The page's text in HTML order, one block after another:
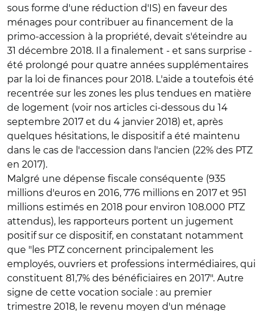
sous forme d'une réduction d'IS) en faveur des
ménages pour contribuer au financement de la
primo-accession à la propriété, devait s'éteindre au
31 décembre 2018. Il a finalement - et sans surprise -
été prolongé pour quatre années supplémentaires
par la loi de finances pour 2018. L'aide a toutefois été
recentrée sur les zones les plus tendues en matière
de logement (voir nos articles ci-dessous du 14
septembre 2017 et du 4 janvier 2018) et, après
quelques hésitations, le dispositif a été maintenu
dans le cas de l'accession dans l'ancien (22% des PTZ
en 2017).
Malgré une dépense fiscale conséquente (935
millions d'euros en 2016, 776 millions en 2017 et 951
millions estimés en 2018 pour environ 108.000 PTZ
attendus), les rapporteurs portent un jugement
positif sur ce dispositif, en constatant notamment
que "les PTZ concernent principalement les
employés, ouvriers et professions intermédiaires, qui
constituent 81,7% des bénéficiaires en 2017". Autre
signe de cette vocation sociale : au premier
trimestre 2018, le revenu moyen d'un ménage